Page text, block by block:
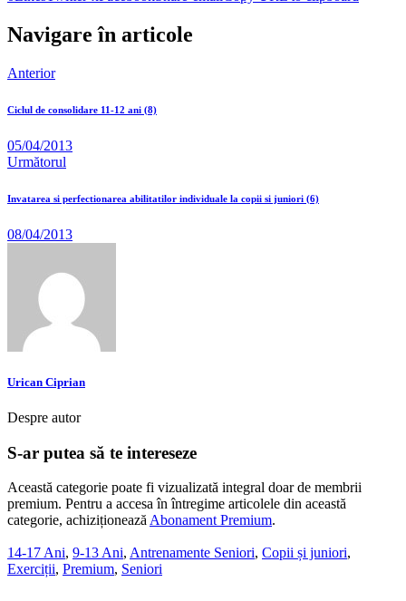
Navigare în articole
Anterior
Ciclul de consolidare 11-12 ani (8)
05/04/2013
Următorul
Invatarea si perfectionarea abilitatilor individuale la copii si juniori (6)
08/04/2013
Urican Ciprian
Despre autor
S-ar putea să te intereseze
Această categorie poate fi vizualizată integral doar de membrii
premium. Pentru a accesa în întregime articolele din această
categorie, achiziționeazăAbonament Premium.
14-17 Ani, 9-13 Ani, Antrenamente Seniori, Copii și juniori,
Exerciții, Premium, Seniori